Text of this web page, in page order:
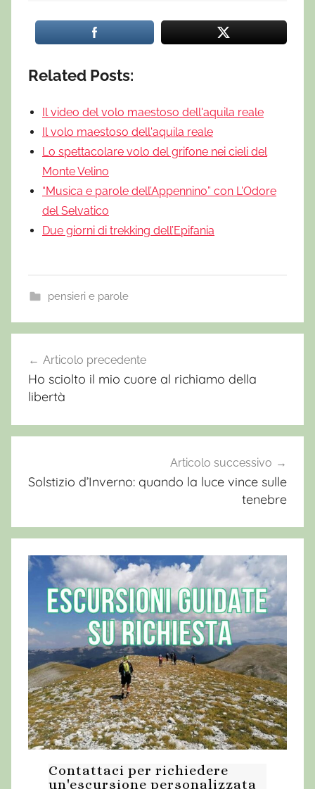
Related Posts:
Il video del volo maestoso dell'aquila reale
Il volo maestoso dell'aquila reale
Lo spettacolare volo del grifone nei cieli del
Monte Velino
“Musica e parole dell’Appennino” con L'Odore
del Selvatico
Due giorni di trekking dell’Epifania
pensieri e parole
A
i
a
q
a
r
l
e
,
E
r
c
o
l
Navigazione
articoli
Articolo precedente
Ho sciolto il mio cuore al richiamo della
libertà
Articolo successivo
Solstizio d’Inverno: quando la luce vince sulle
tenebre
Contattaci per richiedere
un'escursione personalizzata